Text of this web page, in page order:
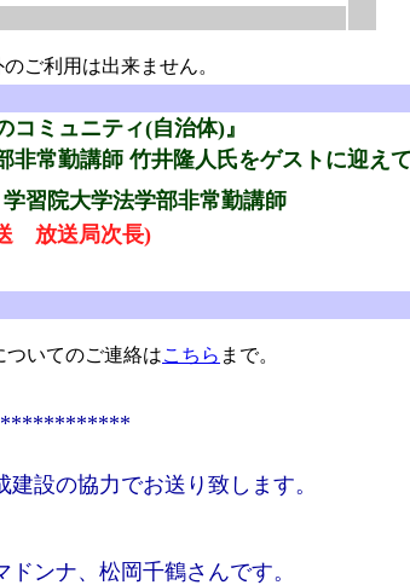
ご利用は出来ません。
コミュニティ(自治体)』
非常勤講師 竹井隆人氏をゲストに迎えて
習院大学法学部非常勤講師
放送局次長)
いてのご連絡はこちら まで。
設の協力でお送り致します。
ンナ、松岡千鶴さんです。